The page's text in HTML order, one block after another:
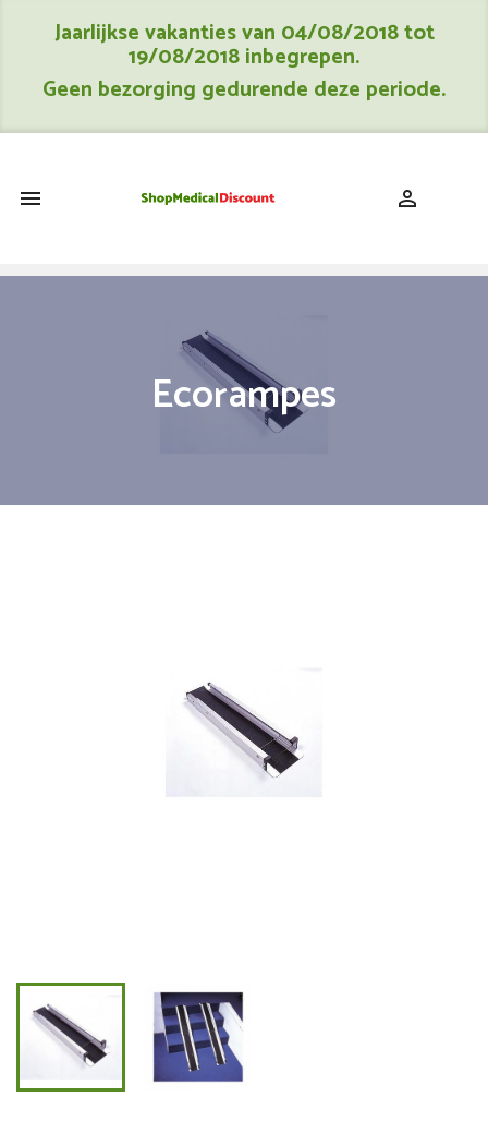
Jaarlijkse vakanties van 04/08/2018 tot
19/08/2018 inbegrepen.
Geen bezorging gedurende deze periode.
 
Ecorampes